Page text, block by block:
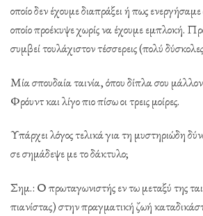
οποίο δεν έχουμε διαπράξει ή πως
οποίο προέκυψε χωρίς να έχουμε εμπλοκή.
συμβεί τουλάχιστον τέσσερεις (πολύ
Μία σπουδαία ταινία, όπου δίπλα σου
Φρόυντ και λίγο πιο πίσω οι τρεις μοίρες.
Υπάρχει λόγος τελικά για τη μυστηριώδη
σε σημάδεψε με το δάκτυλο;
Σημ.: Ο πρωταγωνιστής εν τω μεταξύ της
πιανίστας) στην πραγματική ζωή